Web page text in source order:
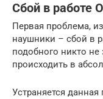
Сбой в работе
Первая проблема,
наушники – сбой в
подобного никто не
происходить в
Устраняется